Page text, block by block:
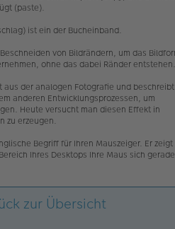
(paste).
ist ein der Bucheinband.
von Bildrändern, um das
ohne das dabei Ränder entstehen.
aus der analogen Fotografie und
anderen Entwicklungsprozessen, um
Heute versucht man diesen Effekt in
zu erzeugen.
Begriff für Ihren Mauszeiger. Er zeigt
Ihres Desktops Ihre Maus sich gerade
zur Übersicht